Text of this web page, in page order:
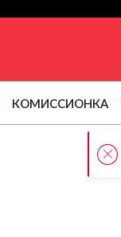
КОМИССИОНКА